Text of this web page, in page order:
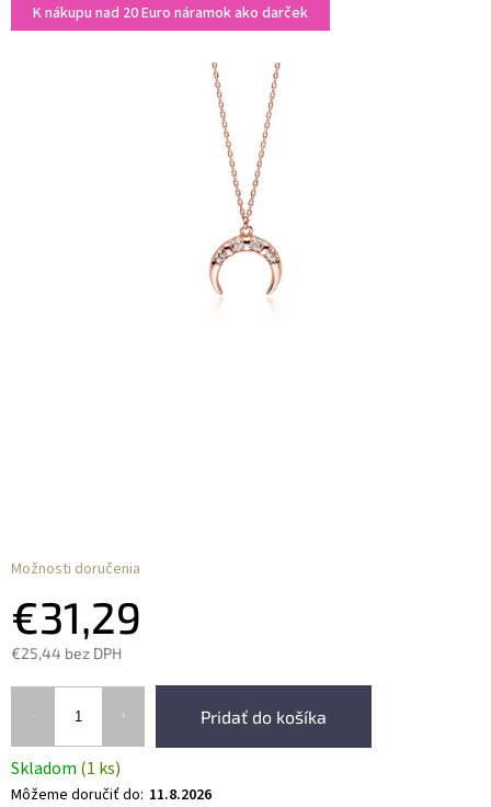
K nákupu nad 20 Euro náramok ako darček
€31,29
€25,44 bez DPH
Pridať do košíka
Skladom (1 ks)
Môžeme doručiť do: 11.8.2026
Možnosti doručenia